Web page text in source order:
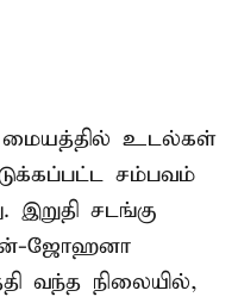
மையத்தில் உடல்கள்
சம்பவம்
இறுதி சடங்கு
ஜோஹனா
வந்த நிலையில்,